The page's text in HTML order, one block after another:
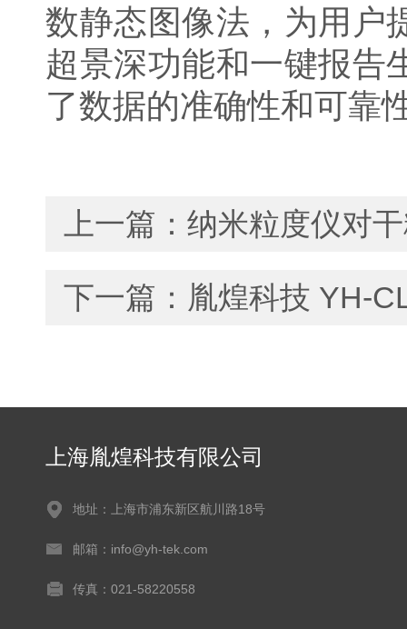
数静态图像法，为用户
超景深功能和一键报告
了数据的准确性和可靠
上一篇： 纳米粒度仪对
下一篇： 胤煌科技 YH-
上海胤煌科技有限公司
地址：上海市浦东新区航川路18号
邮箱：info@yh-tek.com
传真：021-58220558